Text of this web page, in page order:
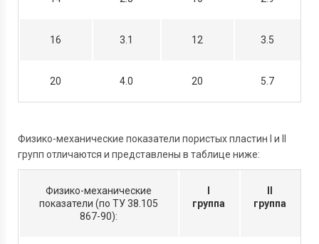
16 3.1 12 3.5
20 4.0 20 5.7
Физико-механические показатели пористых пластин I и II
групп отличаются и представлены в таблице ниже:
Физико-механические
показатели (по ТУ 38.105
867-90):
группа
группа